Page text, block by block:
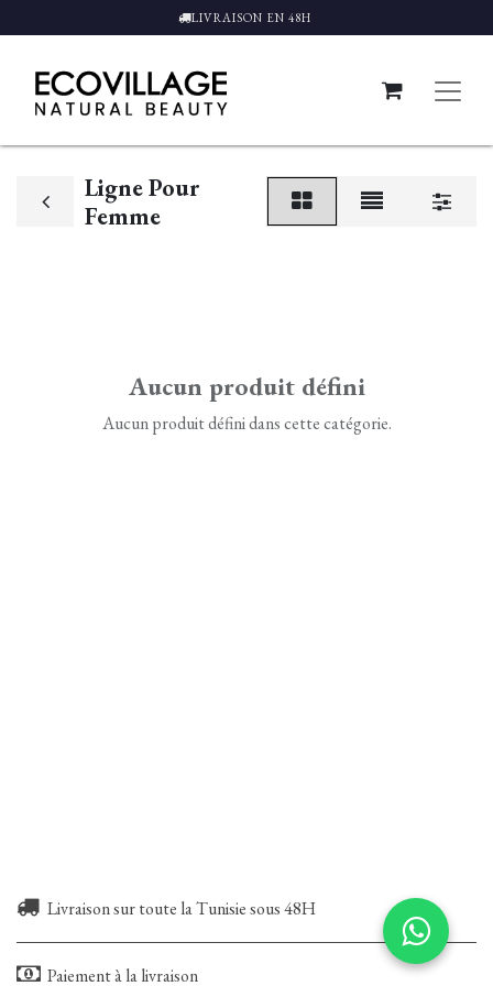
LIVRAISON EN 48H
Ligne Pour
Femme
Aucun produit défini
Aucun produit défini dans cette catégorie.
Livraison sur toute la Tunisie sous 48H
Paiement à la livraison